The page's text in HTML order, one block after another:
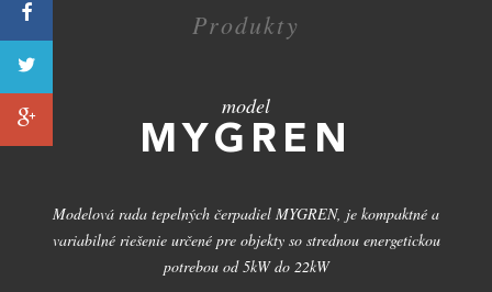
Produkty
model
MYGREN
Modelová rada tepelných čerpadiel MYGREN, je kompaktné a
variabilné riešenie určené pre objekty so strednou energetickou
potrebou od 5kW do 22kW